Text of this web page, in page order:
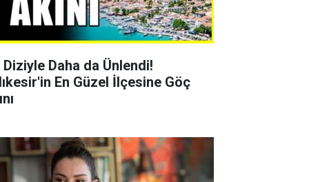
Daha da Ünlendi!
En Güzel İlçesine Göç